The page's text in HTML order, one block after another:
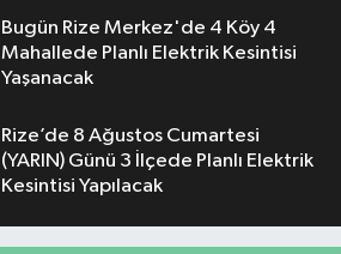
Bugün Rize Merkez'de 4 Köy 4
Mahallede Planlı Elektrik Kesintisi
Yaşanacak
Rize’de 8 Ağustos Cumartesi
(YARIN) Günü 3 İlçede Planlı Elektrik
Kesintisi Yapılacak